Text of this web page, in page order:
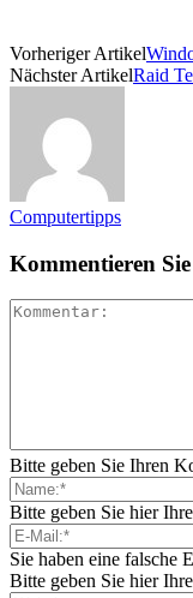
Vorheriger Artikel
Nächster ArtikelRaid
Computertipps
Kommentieren
Bitte geben Sie Ihren
Bitte geben Sie hier
Sie haben eine falsche
Bitte geben Sie hier